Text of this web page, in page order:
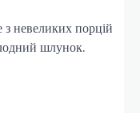
невеликих порцій
шлунок.